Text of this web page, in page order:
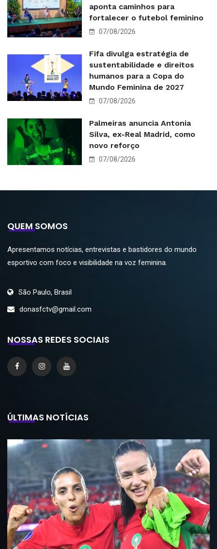
aponta caminhos para
fortalecer o futebol feminino
07/08/2026
Fifa divulga estratégia de
sustentabilidade e direitos
humanos para a Copa do
Mundo Feminina de 2027
07/08/2026
Palmeiras anuncia Antonia
Silva, ex-Real Madrid, como
novo reforço
07/08/2026
QUEM SOMOS
Apresentamos notícias, entrevistas e bastidores do mundo
esportivo com foco e visibilidade na voz feminina.
São Paulo, Brasil
donasfctv@gmail.com
NOSSAS REDES SOCIAIS
ÚLTIMAS NOTÍCIAS